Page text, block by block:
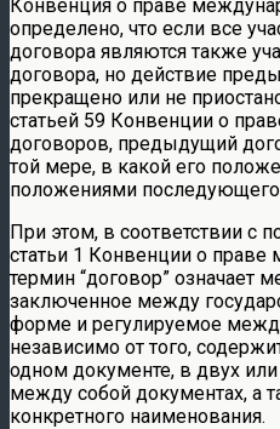
Конвенция о праве
определено, что если все
договора являются также
договора, но действие
прекращено или не
статьей 59 Конвенции о
договоров, предыдущий
той мере, в какой его
положениями последующего
При этом, в соответствии с
статьи 1 Конвенции о
термин “договор” означает
заключенное между
форме и регулируемое
независимо от того,
одном документе, в двух
между собой документах, а
конкретного наименования.